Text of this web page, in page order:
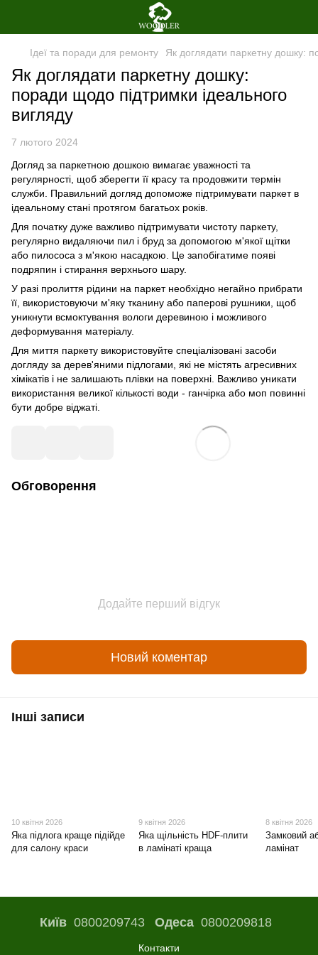
Ідеї та поради для ремонту Як доглядати паркетну дошку:
Як доглядати паркетну дошку:
поради щодо підтримки ідеального
вигляду
7 лютого 2024
Догляд за паркетною дошкою вимагає уважності та
регулярності, щоб зберегти її красу та продовжити термін
служби. Правильний догляд допоможе підтримувати паркет в
ідеальному стані протягом багатьох років.
Для початку дуже важливо підтримувати чистоту паркету,
регулярно видаляючи пил і бруд за допомогою м'якої щітки
або пилососа з м'якою насадкою. Це запобігатиме появі
подряпин і стирання верхнього шару.
У разі пролиття рідини на паркет необхідно негайно прибрати
її, використовуючи м'яку тканину або паперові рушники, щоб
уникнути всмоктування вологи деревиною і можливого
деформування матеріалу.
Для миття паркету використовуйте спеціалізовані засоби
догляду за дерев'яними підлогами, які не містять агресивних
хімікатів і не залишають плівки на поверхні. Важливо уникати
використання великої кількості води - ганчірка або моп повинні
бути добре віджаті.
Обговорення
Додайте перший відгук
Новий коментар
Інші записи
10 квітня 2026
Яка підлога краще підійде
для салону краси
9 квітня 2026
Яка щільність HDF-плити
в ламінаті краща
8 квітня 2026
Замковий
ламінат
Київ0800209743 Одеса0800209818
Контакти